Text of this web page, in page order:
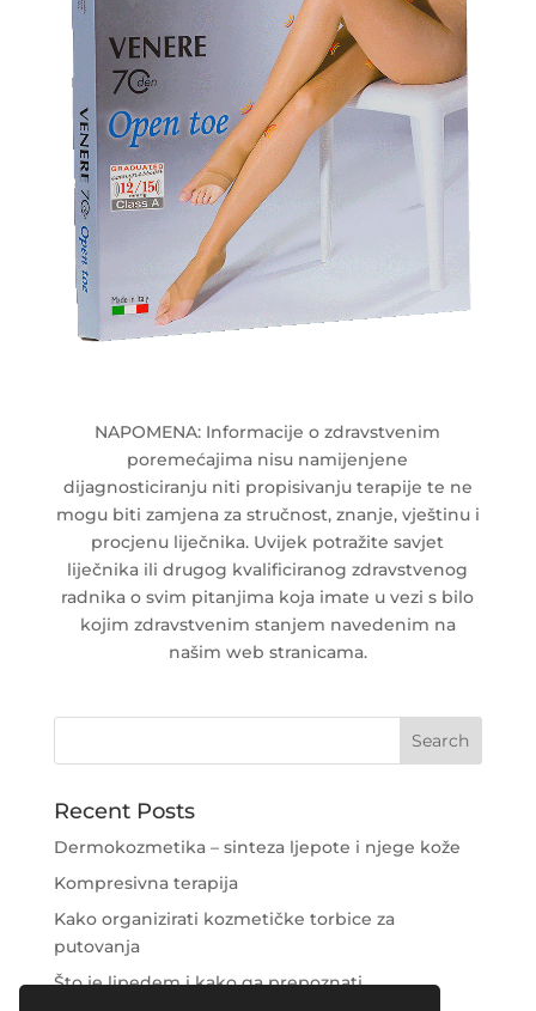
NAPOMENA: Informacije o zdravstvenim
poremećajima nisu namijenjene
dijagnosticiranju niti propisivanju terapije te ne
mogu biti zamjena za stručnost, znanje, vještinu i
procjenu liječnika. Uvijek potražite savjet
liječnika ili drugog kvalificiranog zdravstvenog
radnika o svim pitanjima koja imate u vezi s bilo
kojim zdravstvenim stanjem navedenim na
našim web stranicama.
Recent Posts
Dermokozmetika – sinteza ljepote i njege kože
Kompresivna terapija
Kako organizirati kozmetičke torbice za
putovanja
Što je lipedem i kako ga prepoznati